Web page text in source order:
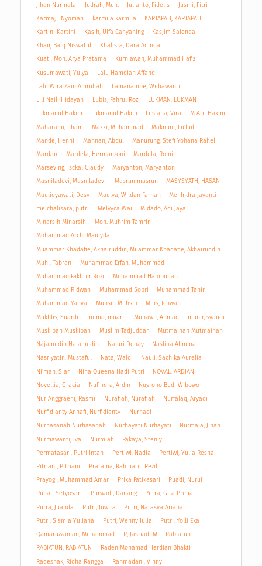
Jihan Nurmala
Judrah, Muh. Julianto, Fidelis
Jusmi, Fitri
Karma, I Nyoman
karmila karmila
KARTAPATI, KARTAPATI
Kartini Kartini
Kasih, Ulfa Cahyaning
Kasjim Salenda
Khair, Baiq Niswatul
Khalista, Dara Adinda
Kuati, Moh. Arya Pratama
Kurniawan, Muhammad Hafiz
Kusumawati, Yulya
Lalu Hamdian Affandi
Lalu Wira Zain Amrullah
Lamanampe, Widiawanti
Lili Naili Hidayah
Lubis, Fahrul Rozi
LUKMAN, LUKMAN
Lukmanul Hakim
Lukmanul Hakim Lusiana, Vira
M Arif Hakim
Maharami, Ilham
Makki, Muhammad
Maknun , Lu'luil
Mande, Henni
Mannan, Abdul
Manurung, Stefi Yohana Rahel
Mardan
Mardela, Hermanzoni
Mardela, Romi
Marseving, Isckal Claudy
Maryanton, Maryanton
Masniladevi, Masniladevi
Masrun masrun
MASYSYATH, HASAN
Maulidyawati, Desy
Maulya, Wildan Farhan
Mei Indra Jayanti
melchalisara, putri
Melvyca Wai
Midado, Adi Jaya
Minarsih Minarsih
Moh. Muhrim Tamrin
Mohammad Archi Maulyda
Muammar Khadafie, Akhairuddin, Muammar Khadafie, Akhairuddin
Muh , Tabran
Muhammad Erfan, Muhammad
Muhammad Fakhrur Rozi
Muhammad Habibullah
Muhammad Ridwan
Muhammad Sobri
Muhammad Tahir
Muhammad Yahya
Muhsin Muhsin
Muis, Ichwan
Mukhlis, Suardi
muma, muarif Munawir, Ahmad
munir, syauqi
Muskibah Muskibah
Muslim Tadjuddah
Mutmainah Mutmainah
Najamudin Najamudin
Naluri Denay
Naslina Alimina
Nasriyatin, Mustaful
Nata, Waldi
Nauli, Sachika Aurelia
Ni'mah, Siar
Nina Queena Hadi Putri
NOVAL, ARDIAN
Novellia, Gracia
Nufindra, Ardin
Nugroho Budi Wibowo
Nur Anggraeni, Rasmi
Nurafiah, Nurafiah
Nurfalaq, Aryadi
Nurfidianty Annafi, Nurfidianty
Nurhadi
Nurhasanah Nurhasanah
Nurhayati Nurhayati
Nurmala, Jihan
Nurmawanti, Iva
Nurmiah
Pakaya, Stenly
Permatasari, Putri Intan
Pertiwi, Nadia
Pertiwi, Yulia Resha
Pitriani, Pitriani
Pratama, Rahmatul Rezil
Prayogi, Muhammad Amar
Prika Fatikasari
Puadi, Nurul
Punaji Setyosari
Purwadi, Danang
Putra, Gita Prima
Putra, Juanda
Putri, Juwita
Putri, Natasya Ariana
Putri, Sismia Yuliana
Putri, Wenny Julia
Putri, Yolli Eka
Qamaruzzaman, Muhammad
R, Jasriadi M
Rabiatun
RABIATUN, RABIATUN
Raden Mohamad Herdian Bhakti
Radeshak, Ridha Rangga
Rahmadani, Vinny